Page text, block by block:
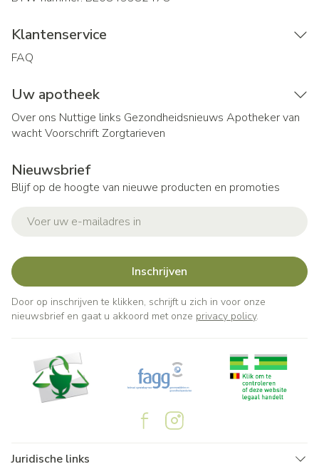
Klantenservice
FAQ
Uw apotheek
Over ons Nuttige links Gezondheidsnieuws Apotheker van
wachtVoorschrift Zorgtarieven
Nieuwsbrief
Blijf op de hoogte van nieuwe producten en promoties
Inschrijven
Door op inschrijven te klikken, schrijft u zich in voor onze
nieuwsbrief en gaat u akkoord met onze privacy policy.
Juridische links